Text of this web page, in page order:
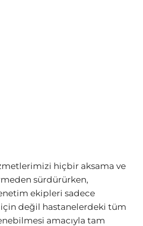
hiçbir aksama ve
sürdürürken,
ekipleri sadece
için değil hastanelerdeki tüm
amacıyla tam